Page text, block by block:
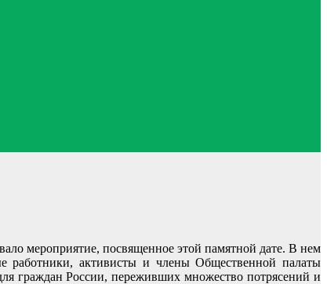
мероприятие, посвященное этой памятной дате. В нем
работники, активисты и члены Общественной палаты
граждан России, переживших множество потрясений и